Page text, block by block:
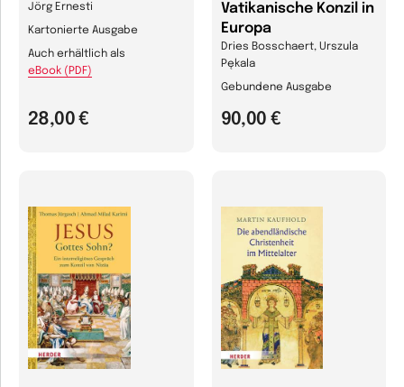
Jörg Ernesti
Kartonierte Ausgabe
28,00 €
Auch erhältlich als
eBook (PDF)
Vatikanische Konzil in
Europa
Dries Bosschaert, Urszula
Pękala
Gebundene Ausgabe
90,00 €